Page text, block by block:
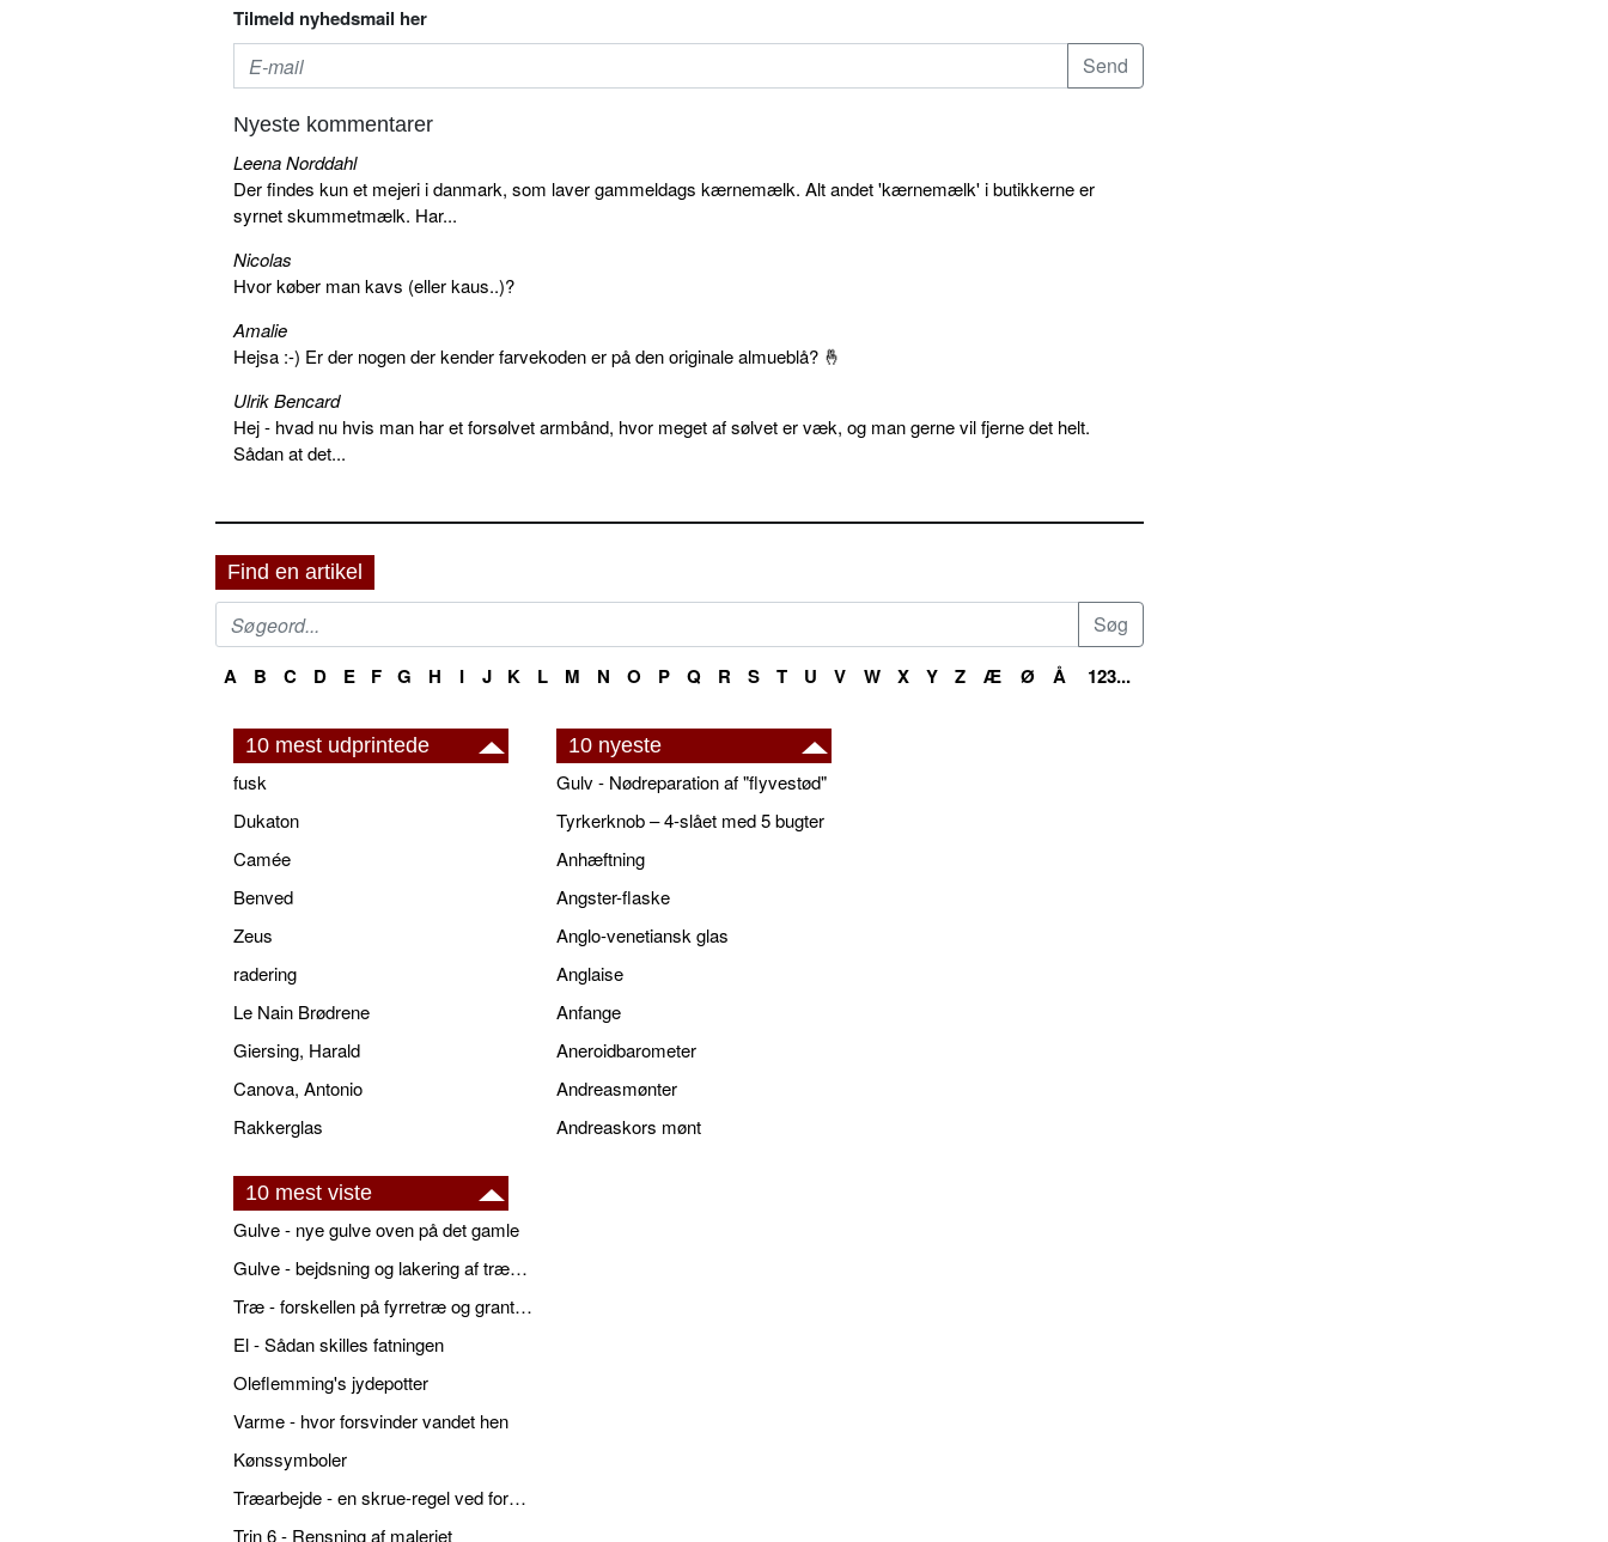
Tilmeld nyhedsmail her
Nyeste kommentarer
Leena Norddahl
Der findes kun et mejeri i danmark, som laver gammeldags kærnemælk. Alt andet 'kærnemælk' i butikkerne er
syrnet skummetmælk. Har...
Nicolas
Hvor køber man kavs (eller kaus..)?
Amalie
Hejsa :-) Er der nogen der kender farvekoden er på den originale almueblå? 🤞
Ulrik Bencard
Hej - hvad nu hvis man har et forsølvet armbånd, hvor meget af sølvet er væk, og man gerne vil fjerne det helt.
Sådan at det...
Find en artikel
A B C D E F G H I J K L M N O P Q R S T U V W X Y Z Æ Ø Å 123...
10 mest udprintede
fusk
Dukaton
Camée
Benved
Zeus
radering
Le Nain Brødrene
Giersing, Harald
Canova, Antonio
Rakkerglas
10 nyeste
Gulv - Nødreparation af "flyvestød"
Tyrkerknob – 4-slået med 5 bugter
Anhæftning
Angster-flaske
Anglo-venetiansk glas
Anglaise
Anfange
Aneroidbarometer
Andreasmønter
Andreaskors mønt
10 mest viste
Gulve - nye gulve oven på det gamle
Gulve - bejdsning og lakering af trægulve
Træ - forskellen på fyrretræ og grantræ
El - Sådan skilles fatningen
Oleflemming's jydepotter
Varme - hvor forsvinder vandet hen
Kønssymboler
Træarbejde - en skrue-regel ved forboring
Trin 6 - Rensning af maleriet